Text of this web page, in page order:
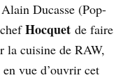
Ducasse (Pop-
Hocquet de faire
la cuisine de RAW,
vue d’ouvrir cet